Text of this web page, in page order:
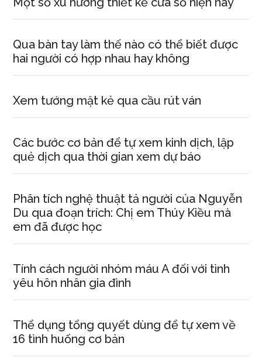
Qua bàn tay làm thế nào có thể biết được
hai người có hợp nhau hay không
Xem tướng mặt kẻ qua cầu rút ván
Các bước cơ bản để tự xem kinh dịch, lập
quẻ dịch qua thời gian xem dự báo
Phân tích nghệ thuật tả người của Nguyễn
Du qua đoạn trích: Chị em Thúy Kiều mà
em đã được học
Tính cách người nhóm máu A đối với tình
yêu hôn nhân gia đình
Thể dụng tổng quyết dùng để tự xem về
16 tình huống cơ bản